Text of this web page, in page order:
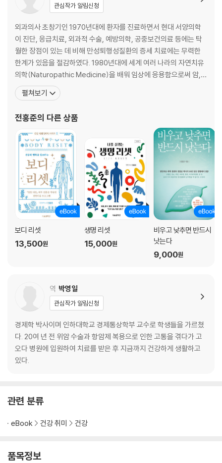
관심작가 알림신청
외과의사 초창기인 1970년대에 환자를 진료하면서 현대 서양의학
이 진단, 응급치료, 외과적 수술, 예방의학, 공중보건의료 등에는 탁
월한 장점이 있는 데 비해 만성퇴행성질환의 증세 치료에는 무력한
한계가 있음을 절감하였다. 1980년대에 세계 여러 나라의 자연치유
의학(Naturopathic Medicine)을 배워 임상에 응용함으로써 암,
심장병, 고혈압, 당뇨, 만성통증, 알레르기, 자가면역질환, 정신신경
장애 등 만성질환의 원인 치유에 탁월한 효과가 있다는 것을 확인하
통합, 치유 효과를 극대화하는 통합의
펼쳐보기
전홍준의 다른 상품
보디 리셋
13,500원
생명 리셋
15,000원
비우고 낮추면 반드시
낫는다
9,000원
역 박영일
관심작가 알림신청
경제학 박사이며 인하대학교 경제통상학부 교수로 학생들을 가르쳤
다. 20여 년 전 위암 수술과 항암제 복용으로 인한 고통을 겪다가 고
오다 병원에 입원하여 치료를 받은 후 지금까지 건강하게 생활하고
있다.
관련 분류
eBook 건강 취미 건강
품목정보